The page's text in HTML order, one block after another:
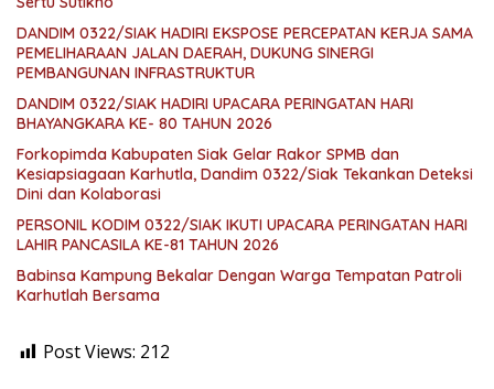
DANDIM 0322/SIAK HADIRI EKSPOSE PERCEPATAN KERJA SAMA
PEMELIHARAAN JALAN DAERAH, DUKUNG SINERGI
PEMBANGUNAN INFRASTRUKTUR
DANDIM 0322/SIAK HADIRI UPACARA PERINGATAN HARI
BHAYANGKARA KE- 80 TAHUN 2026
Forkopimda Kabupaten Siak Gelar Rakor SPMB dan
Kesiapsiagaan Karhutla, Dandim 0322/Siak Tekankan Deteksi
Dini dan Kolaborasi
PERSONIL KODIM 0322/SIAK IKUTI UPACARA PERINGATAN HARI
LAHIR PANCASILA KE-81 TAHUN 2026
Babinsa Kampung Bekalar Dengan Warga Tempatan Patroli
Karhutlah Bersama
Post Views: 212